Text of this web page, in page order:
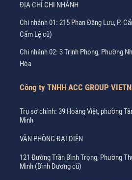
ĐỊA CHỈ CHI NHÁNH
Chi nhánh 01: 215 Phan Đăng Lưu, P.
Cẩm Lệ cũ)
Chi nhánh 02: 3 Trịnh Phong, Phường
Hòa
Công ty TNHH ACC GROUP
Trụ sở chính: 39 Hoàng Việt, phường
Minh
VĂN PHÒNG ĐẠI DIỆN
121 Đường Trần Bình Trọng, Phường
Minh (Bình Dương cũ)